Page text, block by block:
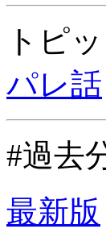
トピ
パレ話
#過去
最新版